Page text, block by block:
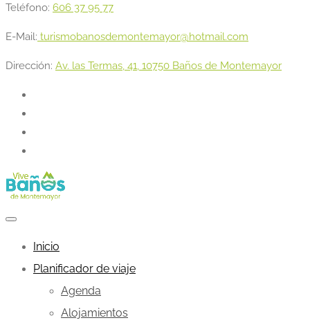
Teléfono: 606 37 95 77
E-Mail: turismobanosdemontemayor@hotmail.com
Dirección: Av. las Termas, 41, 10750 Baños de Montemayor
Inicio
Planificador de viaje
Agenda
Alojamientos